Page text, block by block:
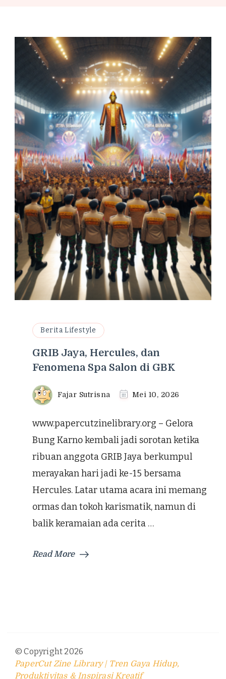
Berita Lifestyle
GRIB Jaya, Hercules, dan
Fenomena Spa Salon di GBK
Fajar Sutrisna Mei 10, 2026
www.papercutzinelibrary.org – Gelora
Bung Karno kembali jadi sorotan ketika
ribuan anggota GRIB Jaya berkumpul
merayakan hari jadi ke-15 bersama
Hercules. Latar utama acara ini memang
ormas dan tokoh karismatik, namun di
balik keramaian ada cerita …
Read More
© Copyright 2026
PaperCut Zine Library | Tren Gaya Hidup,
Produktivitas & Inspirasi Kreatif